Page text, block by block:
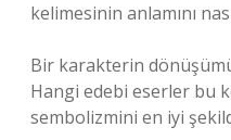
kelimesinin anlamını
Bir karakterin
Hangi edebi eserler bu
sembolizmini en iyi